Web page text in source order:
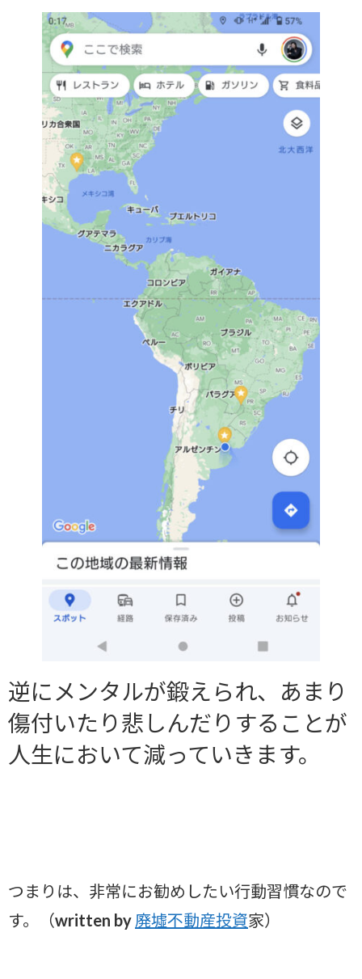
逆にメンタルが鍛えられ、あまり
傷付いたり悲しんだりすることが
人生において減っていきます。
つまりは、非常にお勧めしたい行動習慣なので
す。（written by 廃墟不動産投資家）